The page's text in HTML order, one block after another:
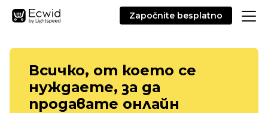
Započnite besplatno
Всичко, от което се
нуждаете, за да
продавате онлайн